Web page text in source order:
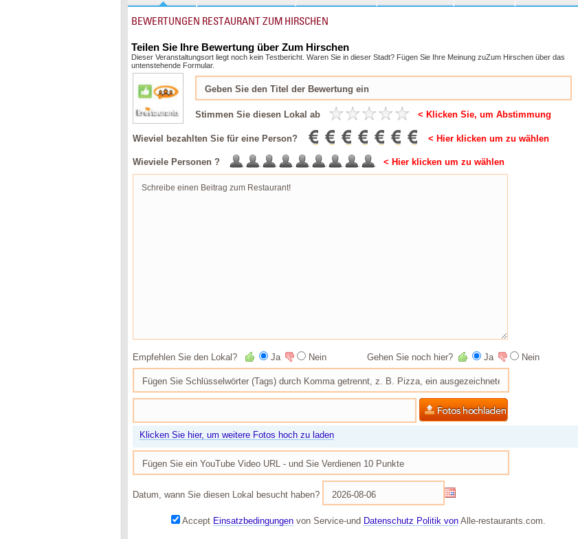
BEWERTUNGEN RESTAURANT ZUM HIRSCHEN
Teilen Sie Ihre Bewertung über Zum Hirschen
Dieser Veranstaltungsort liegt noch kein Testbericht. Waren Sie in dieser Stadt? Fügen Sie Ihre Meinung zuZum Hirschen über das
untenstehende Formular.
Stimmen Sie diesen Lokal ab < Klicken Sie, um Abstimmung
Wieviel bezahlten Sie für eine Person? < Hier klicken um zu wählen
Wieviele Personen ? < Hier klicken um zu wählen
Empfehlen Sie den Lokal? Ja Nein Gehen Sie noch hier? Ja Nein
Klicken Sie hier, um weitere Fotos hoch zu laden
Datum, wann Sie diesen Lokal besucht haben?
Accept Einsatzbedingungen von Service-und Datenschutz Politik von Alle-restaurants.com.